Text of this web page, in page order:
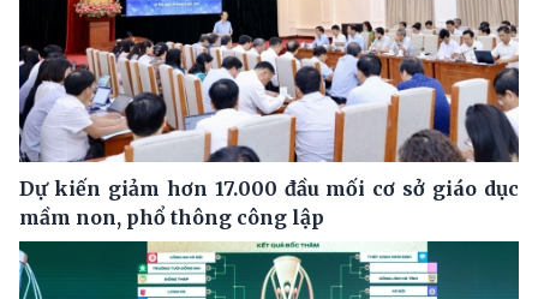
Dự kiến giảm hơn 17.000 đầu mối cơ sở giáo dục
mầm non, phổ thông công lập